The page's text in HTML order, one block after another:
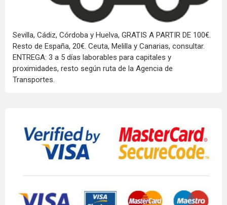
Sevilla, Cádiz, Córdoba y Huelva, GRATIS A PARTIR DE 100€.
Resto de España, 20€. Ceuta, Melilla y Canarias, consultar.
ENTREGA: 3 a 5 días laborables para capitales y
proximidades, resto según ruta de la Agencia de
Transportes.